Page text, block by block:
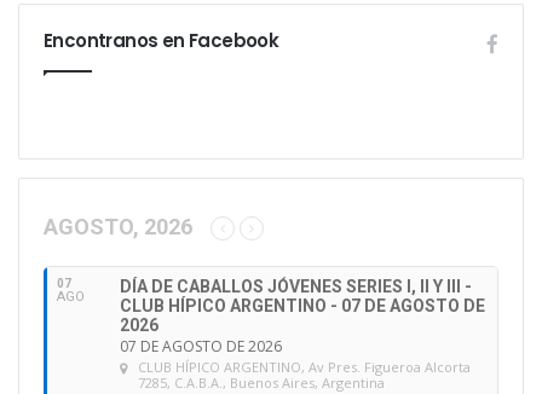
Encontranos en Facebook
AGOSTO, 2026
07
AGO
DÍA DE CABALLOS JÓVENES SERIES I, II Y III -
CLUB HÍPICO ARGENTINO - 07 DE AGOSTO DE
2026
07 DE AGOSTO DE 2026
CLUB HÍPICO ARGENTINO, Av Pres. Figueroa Alcorta
7285, C.A.B.A., Buenos Aires, Argentina